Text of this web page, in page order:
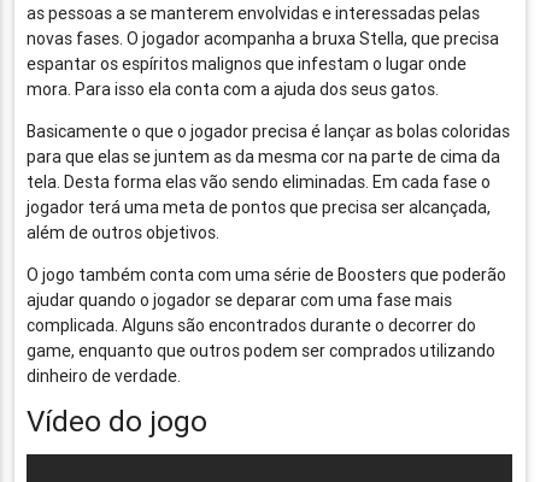
as pessoas a se manterem envolvidas e interessadas pelas
novas fases. O jogador acompanha a bruxa Stella, que precisa
espantar os espíritos malignos que infestam o lugar onde
mora. Para isso ela conta com a ajuda dos seus gatos.
Basicamente o que o jogador precisa é lançar as bolas coloridas
para que elas se juntem as da mesma cor na parte de cima da
tela. Desta forma elas vão sendo eliminadas. Em cada fase o
jogador terá uma meta de pontos que precisa ser alcançada,
além de outros objetivos.
O jogo também conta com uma série de Boosters que poderão
ajudar quando o jogador se deparar com uma fase mais
complicada. Alguns são encontrados durante o decorrer do
game, enquanto que outros podem ser comprados utilizando
dinheiro de verdade.
Vídeo do jogo